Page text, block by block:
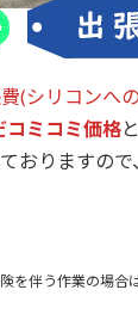
(シリコンへ
コミコミ価格
おりますの
を伴う作業の場合